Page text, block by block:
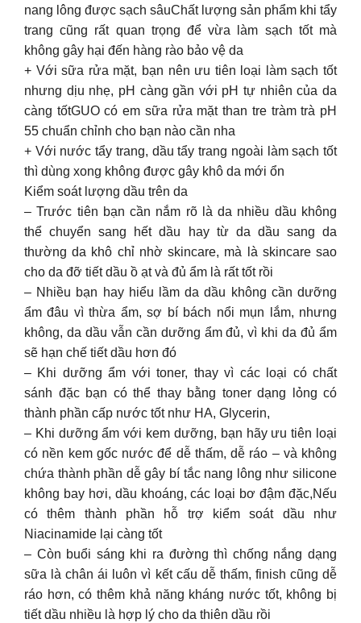
nang lông được sạch sâuChất lượng sản phẩm khi tẩy
trang cũng rất quan trọng để vừa làm sạch tốt mà
không gây hại đến hàng rào bảo vệ da
+ Với sữa rửa mặt, bạn nên ưu tiên loại làm sạch tốt
nhưng dịu nhẹ, pH càng gần với pH tự nhiên của da
càng tốtGUO có em sữa rửa mặt than tre tràm trà pH
55 chuẩn chỉnh cho bạn nào cần nha
+ Với nước tẩy trang, dầu tẩy trang ngoài làm sạch tốt
thì dùng xong không được gây khô da mới ổn
Kiểm soát lượng dầu trên da
– Trước tiên bạn cần nắm rõ là da nhiều dầu không
thể chuyển sang hết dầu hay từ da dầu sang da
thường da khô chỉ nhờ skincare, mà là skincare sao
cho da đỡ tiết dầu ồ ạt và đủ ẩm là rất tốt rồi
– Nhiều bạn hay hiểu lầm da dầu không cần dưỡng
ẩm đâu vì thừa ẩm, sợ bí bách nổi mụn lắm, nhưng
không, da dầu vẫn cần dưỡng ẩm đủ, vì khi da đủ ẩm
sẽ hạn chế tiết dầu hơn đó
– Khi dưỡng ẩm với toner, thay vì các loại có chất
sánh đặc bạn có thể thay bằng toner dạng lỏng có
thành phần cấp nước tốt như HA, Glycerin,
– Khi dưỡng ẩm với kem dưỡng, bạn hãy ưu tiên loại
có nền kem gốc nước để dễ thấm, dễ ráo – và không
chứa thành phần dễ gây bí tắc nang lông như silicone
không bay hơi, dầu khoáng, các loại bơ đậm đặc,Nếu
có thêm thành phần hỗ trợ kiểm soát dầu như
Niacinamide lại càng tốt
– Còn buổi sáng khi ra đường thì chống nắng dạng
sữa là chân ái luôn vì kết cấu dễ thấm, finish cũng dễ
ráo hơn, có thêm khả năng kháng nước tốt, không bị
tiết dầu nhiều là hợp lý cho da thiên dầu rồi